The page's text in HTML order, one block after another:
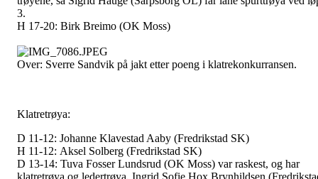
3.
H 17-20: Birk Breimo (OK Moss)
Over: Sverre Sandvik på jakt etter poeng i klatrekonkurransen.
Klatretrøya:
D 11-12: Johanne Klavestad Aaby (Fredrikstad SK)
H 11-12: Aksel Solberg (Fredrikstad SK)
D 13-14: Tuva Fosser Lundsrud (OK Moss) var raskest, og har